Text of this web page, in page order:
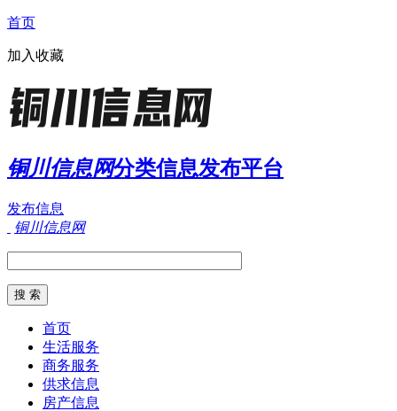
首页
加入收藏
铜川信息网分类信息发布平台
发布信息
铜川信息网
首页
生活服务
商务服务
供求信息
房产信息